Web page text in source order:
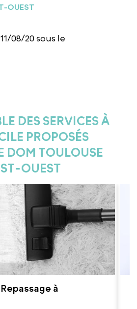
OUEST
08/20 sous le
DES SERVICES À
PROPOSÉS
DOM TOULOUSE
OUEST
à